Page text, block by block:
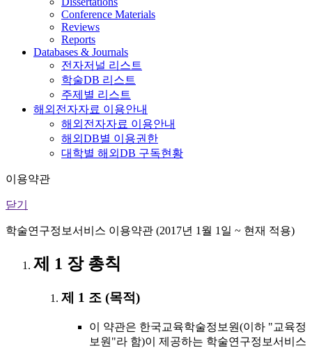
Conference Materials
Reviews
Reports
Databases & Journals
전자저널 리스트
학술DB 리스트
주제별 리스트
해외전자자료 이용안내
해외전자자료 이용안내
해외DB별 이용권한
대학별 해외DB 구독현황
이용약관
닫기
학술연구정보서비스 이용약관 (2017년 1월 1일 ~ 현재 적용)
제 1 장 총칙
제 1 조 (목적)
이 약관은 한국교육학술정보원(이하 "교육정
보원"라 함)이 제공하는 학술연구정보서비스